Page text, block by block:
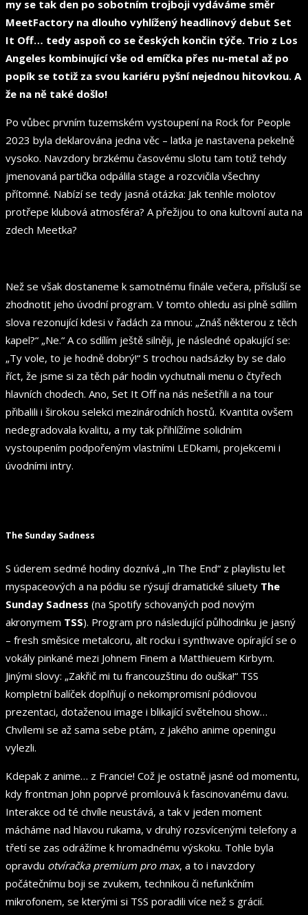
my se tak den po sobotním trojboji vydáváme směr
MeetFactory na dlouho vyhlížený headlinový debut Set
It Off… tedy aspoň co se českých končin týče. Trio z Los
Angeles kombinující vše od emíčka přes nu-metal až po
popík se totiž za svou kariéru pyšní nejednou hitovkou. A
že na ně také došlo!
Po vůbec prvním tuzemském vystoupení na Rock for People
2023 byla deklarována jedna věc – laťka je nastavena pekelně
vysoko. Navzdory brzkému časovému slotu tam totiž tehdy
jmenovaná partička odpálila stage a rozcvičila všechny
přítomné. Nabízí se tedy jasná otázka: Jak tenhle molotov
protřepe klubová atmosféra? A přežijou to ona kultovní auta na
zdech Meetka?
Než se však dostaneme k samotnému finále večera, přísluší se
zhodnotit jeho úvodní program. V tomto ohledu asi plně sdílím
slova rezonující kdesi v řadách za mnou: „Znáš některou z těch
kapel?“ „Ne.“ A co sdílím ještě silněji, je následné opakující se:
„Ty vole, to je hodně dobrý!“ S trochou nadsázky by se dalo
říct, že jsme si za těch pár hodin vychutnali menu o čtyřech
hlavních chodech. Ano, Set It Off na nás nešetřili a na tour
přibalili i širokou selekci mezinárodních hostů. Kvantita ovšem
nedegradovala kvalitu, a my tak přihlížíme solidním
vystoupením podpořeným vlastními LEDkami, projekcemi i
úvodními intry.
The Sunday Sadness
S úderem sedmé hodiny doznívá „In The End“ z playlistu let
myspaceových a na pódiu se rýsují dramatické siluety The
Sunday Sadness (na Spotify schovaných pod novým
akronymem TSS). Program pro následující půlhodinku je jasný
– fresh směsice metalcoru, alt rocku i synthwave opírající se o
vokály pinkané mezi Johnem Finem a Matthieuem Kirbym.
Jinými slovy: „Zakřič mi tu francouzštinu do ouška!“ TSS
kompletní balíček doplňují o nekompromisní pódiovou
prezentaci, dotaženou image i blikající světelnou show…
Chvílemi se až sama sebe ptám, z jakého anime openingu
vylezli.
Kdepak z anime… z Francie! Což je ostatně jasné od momentu,
kdy frontman John poprvé promlouvá k fascinovanému davu.
Interakce od té chvíle neustává, a tak v jeden moment
mácháme nad hlavou rukama, v druhý rozsvícenými telefony a
třetí se zas odrážíme k hromadnému výskoku. Tohle byla
opravdu otvíračka premium pro max, a to i navzdory
počátečnímu boji se zvukem, technikou či nefunkčním
mikrofonem, se kterými si TSS poradili více než s grácií.